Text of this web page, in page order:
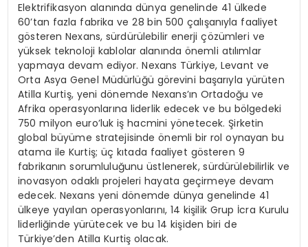
Elektrifikasyon alanında dünya genelinde 41 ülkede
60’tan fazla fabrika ve 28 bin 500 çalışanıyla faaliyet
gösteren Nexans, sürdürülebilir enerji çözümleri ve
yüksek teknoloji kablolar alanında önemli atılımlar
yapmaya devam ediyor. Nexans Türkiye, Levant ve
Orta Asya Genel Müdürlüğü görevini başarıyla yürüten
Atilla Kurtiş, yeni dönemde Nexans’ın Ortadoğu ve
Afrika operasyonlarına liderlik edecek ve bu bölgedeki
750 milyon euro’luk iş hacmini yönetecek. Şirketin
global büyüme stratejisinde önemli bir rol oynayan bu
atama ile Kurtiş; üç kıtada faaliyet gösteren 9
fabrikanın sorumluluğunu üstlenerek, sürdürülebilirlik ve
inovasyon odaklı projeleri hayata geçirmeye devam
edecek. Nexans yeni dönemde dünya genelinde 41
ülkeye yayılan operasyonlarını, 14 kişilik Grup İcra Kurulu
liderliğinde yürütecek ve bu 14 kişiden biri de
Türkiye’den Atilla Kurtiş olacak.